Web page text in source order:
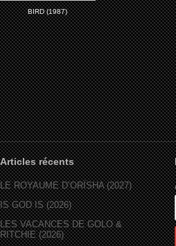
BIRD (1987)
Articles récents
LE ROYAUME D’ORÏSHA (2027)
IS GOD IS (2026)
LES VACANCES DE GOLO &
RITCHIE (2026)